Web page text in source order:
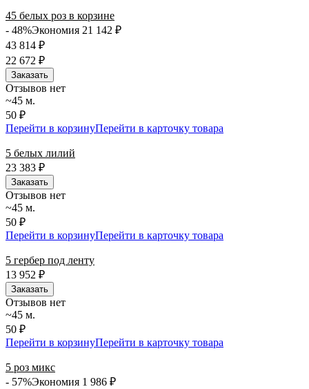
45 белых роз в корзине
- 48%Экономия 21 142 ₽
43 814 ₽
22 672 ₽
Заказать
Отзывов нет
~45 м.
50 ₽
Перейти в корзинуПерейти в карточку товара
5 белых лилий
23 383 ₽
Заказать
Отзывов нет
~45 м.
50 ₽
Перейти в корзинуПерейти в карточку товара
5 гербер под ленту
13 952 ₽
Заказать
Отзывов нет
~45 м.
50 ₽
Перейти в корзинуПерейти в карточку товара
5 роз микс
- 57%Экономия 1 986 ₽